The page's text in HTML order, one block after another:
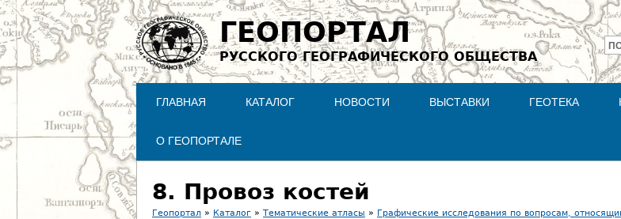
Jump to navigation
ГЕОПОРТАЛ
РУССКОГО ГЕОГРАФИЧЕСКОГО ОБЩЕСТВА
ГЛАВНАЯ КАТАЛОГ НОВОСТИ ВЫСТАВКИ ГЕОТЕКА
О ГЕОПОРТАЛЕ
8. Провоз костей
Геопортал » Каталог » Тематические атласы » Графические исследования по вопросам,